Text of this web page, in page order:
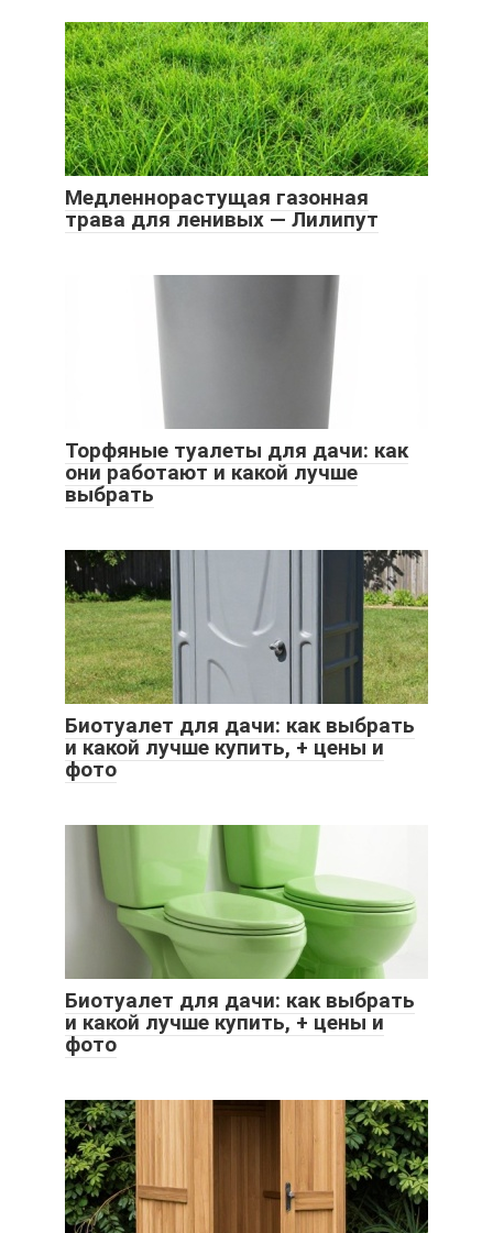
Медленнорастущая газонная
трава для ленивых — Лилипут
Торфяные туалеты для дачи: как
они работают и какой лучше
выбрать
Биотуалет для дачи: как выбрать
и какой лучше купить, + цены и
фото
Биотуалет для дачи: как выбрать
и какой лучше купить, + цены и
фото